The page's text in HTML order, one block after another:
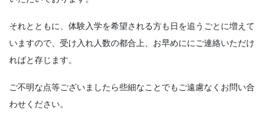
それとともに、体験入学を希望される方も日を追うごとに増えて
いますので、受け入れ人数の都合上、お早めににご連絡いただけ
ればと存じます。
ご不明な点等ございましたら些細なことでもご遠慮なくお問い合
わせください。